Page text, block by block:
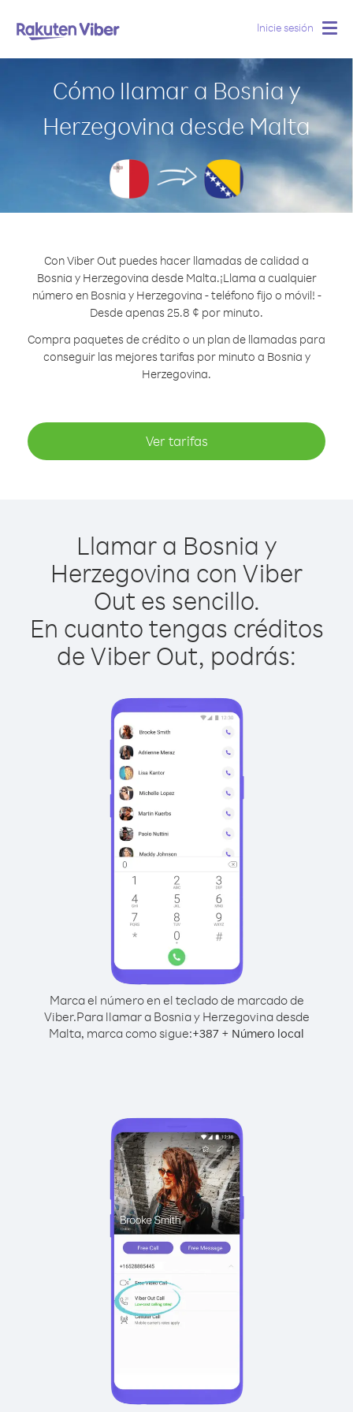
Inicie sesión
Cómo llamar a Bosnia y
Herzegovina desde Malta
Con Viber Out puedes hacer llamadas de calidad a
Bosnia y Herzegovina desde Malta.¡Llama a cualquier
número en Bosnia y Herzegovina - teléfono fijo o móvil! -
Desde apenas 25.8 ¢ por minuto.
Compra paquetes de crédito o un plan de llamadas para
conseguir las mejores tarifas por minuto a Bosnia y
Herzegovina.
Ver tarifas
Llamar a Bosnia y
Herzegovina con Viber
Out es sencillo.
En cuanto tengas créditos
de Viber Out, podrás:
Marca el número en el teclado de marcado de
Viber.Para llamar a Bosnia y Herzegovina desde
Malta, marca como sigue:+387 + Número local